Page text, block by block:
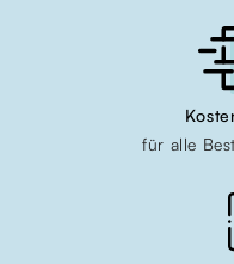
für alle